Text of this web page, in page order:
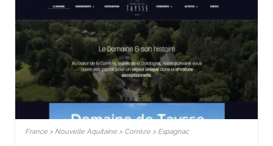
France > Nouvelle Aquitaine > Corrèze > Espagnac